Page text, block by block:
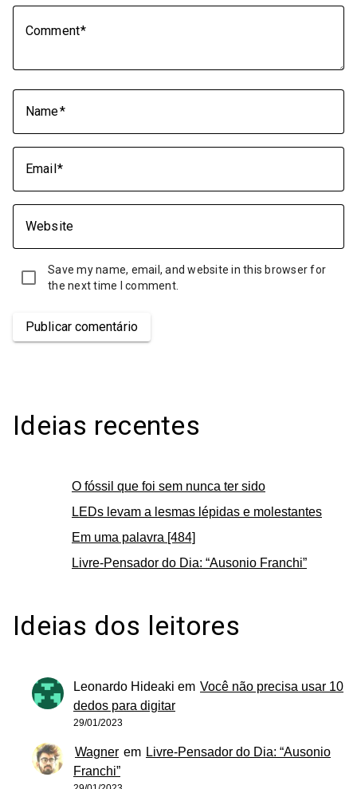
Comment
Name
Email
Website
Save my name, email, and website in this browser for
the next time I comment.
Publicar comentário
Ideias recentes
O fóssil que foi sem nunca ter sido
LEDs levam a lesmas lépidas e molestantes
Em uma palavra [484]
Livre-Pensador do Dia: “Ausonio Franchi”
Ideias dos leitores
Leonardo Hideaki em Você não precisa usar 10
dedos para digitar
29/01/2023
Wagner em Livre-Pensador do Dia: “Ausonio
Franchi”